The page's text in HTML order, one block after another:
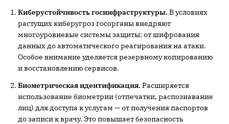
Киберустойчивость госинфраструктуры. В условиях
растущих киберугроз госорганы внедряют
многоуровневые системы защиты: от шифрования
данных до автоматического реагирования на атаки.
Особое внимание уделяется резервному копированию
и восстановлению сервисов.
Биометрическая идентификация. Расширяется
использование биометрии (отпечатки, распознавание
лиц) для доступа к услугам — от получения паспортов
до записи к врачу. Это повышает безопасность